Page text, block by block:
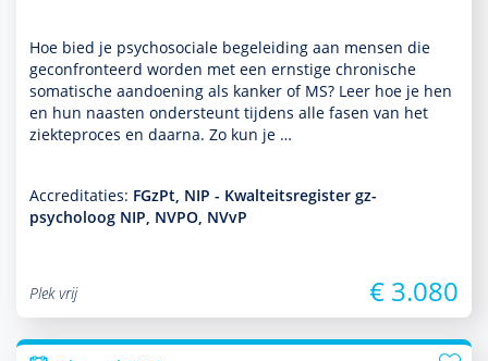
Hoe bied je psycho­sociale bege­lei­ding aan mensen die
gecon­fron­teerd worden met een ernstige chronische
somatische aandoening als kanker of MS? Leer hoe je hen
en hun naasten onder­steunt tijdens alle fasen van het
ziekteproces en daarna. Zo kun je …
Accreditaties: FGzPt, NIP - Kwalteitsregister gz-
psycholoog NIP, NVPO, NVvP
Plek vrij € 3.080